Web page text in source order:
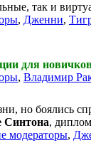
так и
, Дженни,
для
, Владимир
но боялись
Синтона,
модераторы,